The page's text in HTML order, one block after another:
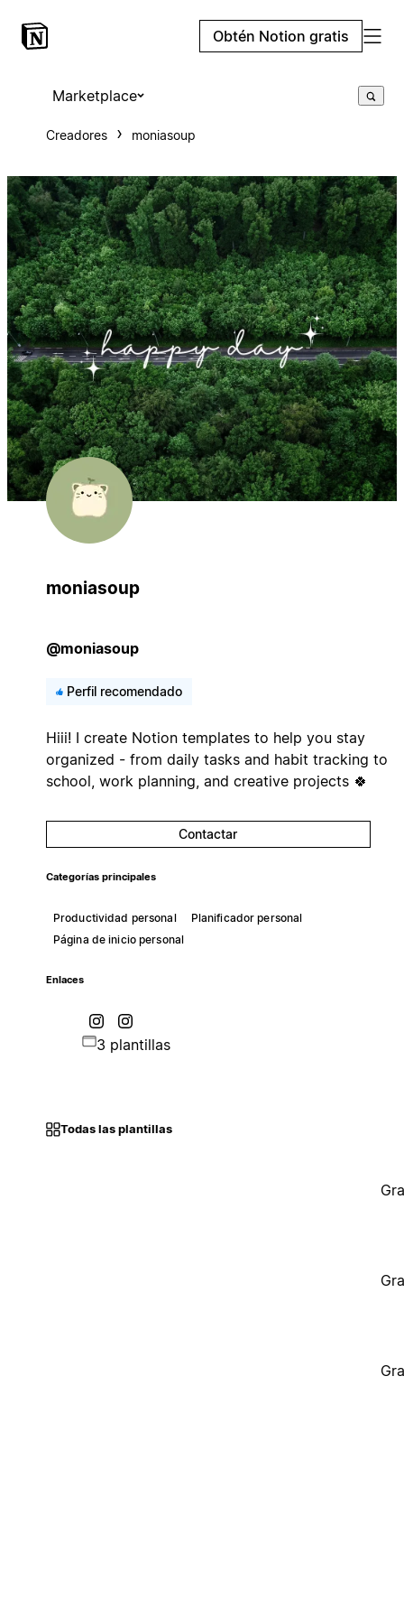
Obtén Notion gratis
Marketplace
Creadores moniasoup
moniasoup
@moniasoup
Perfil recomendado
Hiii! I create Notion templates to help you stay
organized - from daily tasks and habit tracking to
school, work planning, and creative projects 🍀
Contactar
Categorías principales
Productividad personal
Planificador personal
Página de inicio personal
Enlaces
3 plantillas
Todas las plantillas